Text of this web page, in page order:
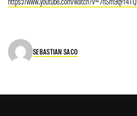
SEBASTIAN SACO